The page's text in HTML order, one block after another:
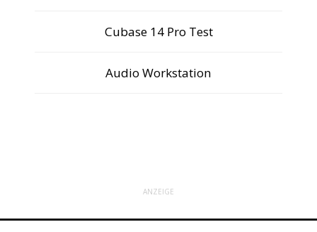
Cubase 14 Pro Test
Audio Workstation
ANZEIGE